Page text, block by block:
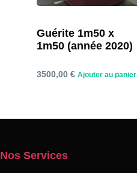
Guérite 1m50 x
1m50 (année 2020)
3500,00€ Ajouter au panier
Nos Services